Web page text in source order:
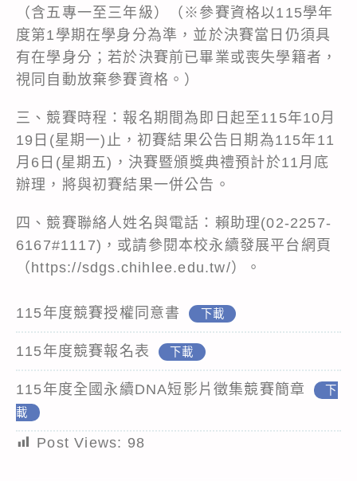
（含五專一至三年級）（※參賽資格以115學年
度第1學期在學身分為準，並於決賽當日仍須具
有在學身分；若於決賽前已畢業或喪失學籍者，
視同自動放棄參賽資格。）
三、競賽時程：報名期間為即日起至115年10月
19日(星期一)止，初賽結果公告日期為115年11
月6日(星期五)，決賽暨頒獎典禮預計於11月底
辦理，將與初賽結果一併公告。
四、競賽聯絡人姓名與電話：賴助理(02-2257-
6167#1117)，或請參閱本校永續發展平台網頁
（https://sdgs.chihlee.edu.tw/）。
115年度競賽授權同意書 下載
115年度競賽報名表 下載
115年度全國永續DNA短影片徵集競賽簡章
下
載
Post Views: 98